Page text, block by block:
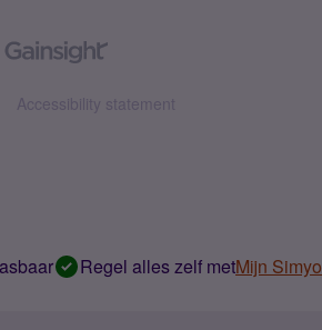
Accessibility statement
Regel alles zelf metMijn Simyo